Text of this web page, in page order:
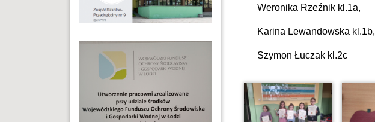
Weronika Rzeźnik kl.1a,
Karina Lewandowska kl.1b,
Szymon Łuczak kl.2c